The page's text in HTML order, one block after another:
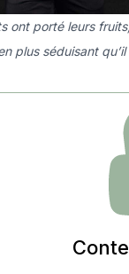
ont porté leurs
plus séduisant